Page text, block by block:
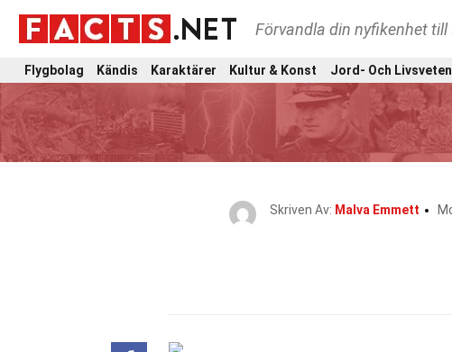
Förvandla din nyfikenhet
Flygbolag Kändis Karaktärer Kultur & Konst Jord- Och
Skriven Av: Malva Emmett